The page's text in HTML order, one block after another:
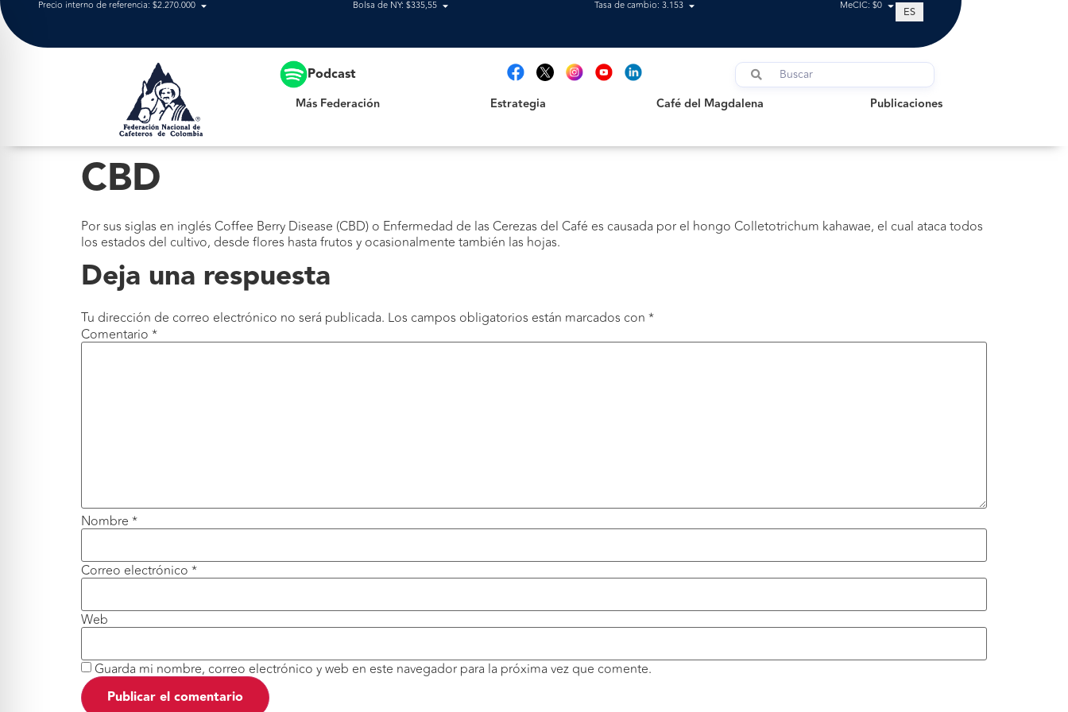
Precio interno de referencia: $2.270.000 Bolsa de NY: $335,55 Tasa de cambio: 3.153 MeCIC: $0 ES
Podcast
Más Federación Estrategia Café del Magdalena Publicaciones
Publicaciones
CBD
Por sus siglas en inglés Coffee Berry Disease (CBD) o Enfermedad de las Cerezas del Café es causada por el hongo Colletotrichum kahawae, el cual ataca todos
los estados del cultivo, desde flores hasta frutos y ocasionalmente también las hojas.
Deja una respuesta
Tu dirección de correo electrónico no será publicada. Los campos obligatorios están marcados con *
Comentario *
Nombre *
Correo electrónico *
Web
Guarda mi nombre, correo electrónico y web en este navegador para la próxima vez que comente.